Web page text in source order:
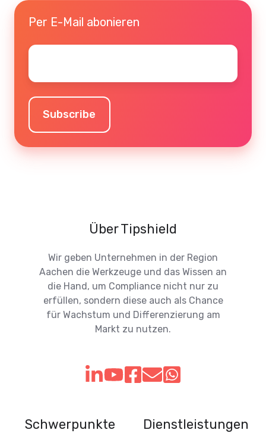
Per E-Mail abonieren
Email
Über Tipshield
Wir geben Unternehmen in der Region
Aachen die Werkzeuge und das Wissen an
die Hand, um Compliance nicht nur zu
erfüllen, sondern diese auch als Chance
für Wachstum und Differenzierung am
Markt zu nutzen.
Schwerpunkte Dienstleistungen